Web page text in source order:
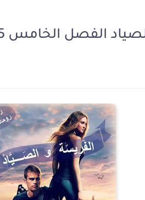
الخامس 5 بقلم منال سالم